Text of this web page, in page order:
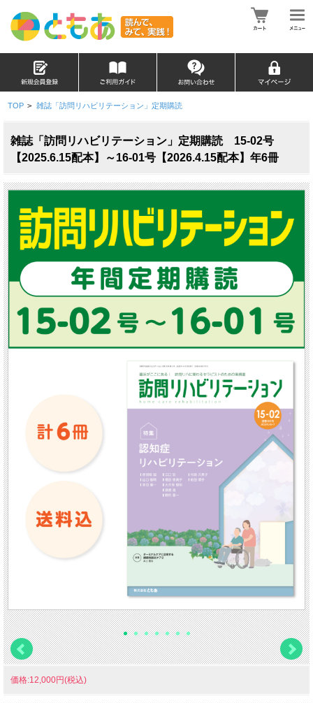
TOP > 雑誌「訪問リハビリテーション」定期購読
雑誌「訪問リハビリテーション」定期購読 15-02号
【2025.6.15配本】～16-01号【2026.4.15配本】年6冊
価格:12,000円(税込)